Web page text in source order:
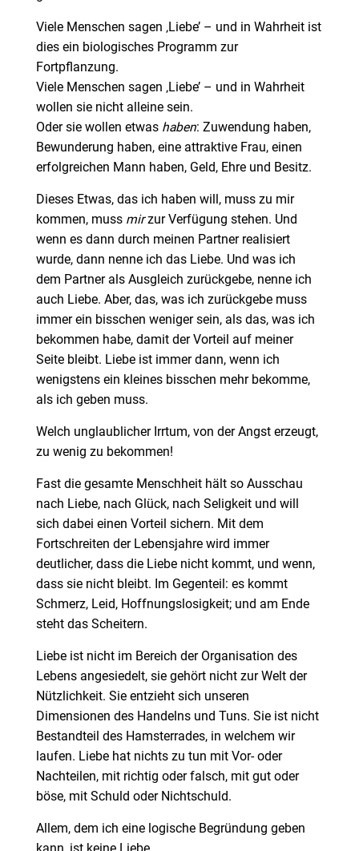
Viele Menschen sagen ‚Liebe’ – und in Wahrheit ist
dies ein biologisches Programm zur
Fortpflanzung.
Viele Menschen sagen ‚Liebe’ – und in Wahrheit
wollen sie nicht alleine sein.
Oder sie wollen etwas haben: Zuwendung haben,
Bewunderung haben, eine attraktive Frau, einen
erfolgreichen Mann haben, Geld, Ehre und Besitz.
Dieses Etwas, das ich haben will, muss zu mir
kommen, muss mirzur Verfügung stehen. Und
wenn es dann durch meinen Partner realisiert
wurde, dann nenne ich das Liebe. Und was ich
dem Partner als Ausgleich zurückgebe, nenne ich
auch Liebe. Aber, das, was ich zurückgebe muss
immer ein bisschen weniger sein, als das, was ich
bekommen habe, damit der Vorteil auf meiner
Seite bleibt. Liebe ist immer dann, wenn ich
wenigstens ein kleines bisschen mehr bekomme,
als ich geben muss.
Welch unglaublicher Irrtum, von der Angst erzeugt,
zu wenig zu bekommen!
Fast die gesamte Menschheit hält so Ausschau
nach Liebe, nach Glück, nach Seligkeit und will
sich dabei einen Vorteil sichern. Mit dem
Fortschreiten der Lebensjahre wird immer
deutlicher, dass die Liebe nicht kommt, und wenn,
dass sie nicht bleibt. Im Gegenteil: es kommt
Schmerz, Leid, Hoffnungslosigkeit; und am Ende
steht das Scheitern.
Liebe ist nicht im Bereich der Organisation des
Lebens angesiedelt, sie gehört nicht zur Welt der
Nützlichkeit. Sie entzieht sich unseren
Dimensionen des Handelns und Tuns. Sie ist nicht
Bestandteil des Hamsterrades, in welchem wir
laufen. Liebe hat nichts zu tun mit Vor- oder
Nachteilen, mit richtig oder falsch, mit gut oder
böse, mit Schuld oder Nichtschuld.
Allem, dem ich eine logische Begründung geben